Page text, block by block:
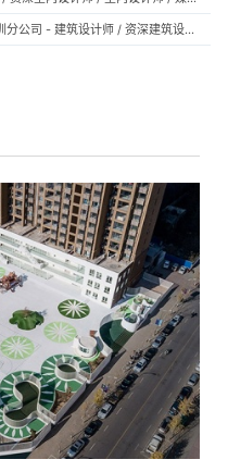
（深圳）英国Quality Innovation United深圳分公司 - 建筑设计师 / 资深建筑设计师 / 室内设计师 / 设计实习生